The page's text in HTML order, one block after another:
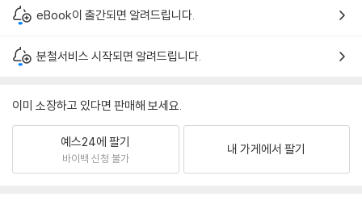
eBook이 출간되면 알려드립니다.
분철서비스 시작되면 알려드립니다.
이미 소장하고 있다면 판매해 보세요.
예스24에 팔기
바이백 신청 불가
내 가게에서 팔기